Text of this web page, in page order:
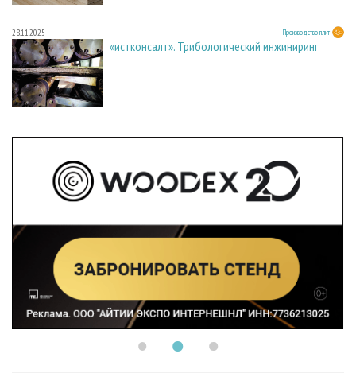
28.11.2025 Производство плит
«истконсалт». Трибологический инжиниринг